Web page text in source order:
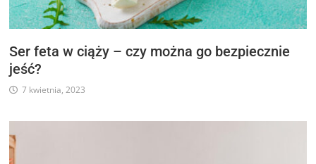
Ser feta w ciąży – czy można go bezpiecznie
jeść?
7 kwietnia, 2023